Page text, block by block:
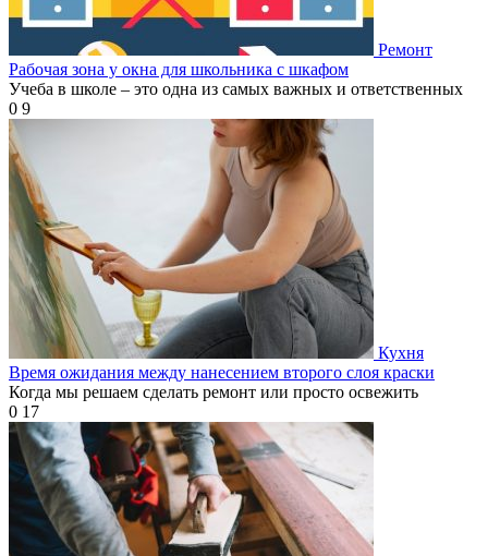
Ремонт
Рабочая зона у окна для школьника с шкафом
Учеба в школе – это одна из самых важных и ответственных
0 9
Кухня
Время ожидания между нанесением второго слоя краски
Когда мы решаем сделать ремонт или просто освежить
0 17